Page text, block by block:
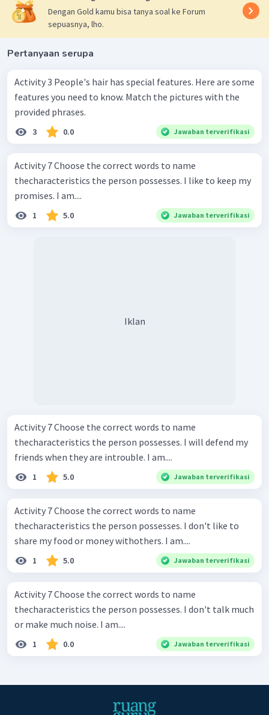
Dengan Gold kamu bisa tanya soal ke Forum
sepuasnya, lho.
Pertanyaan serupa
Activity 3 People's hair has special features. Here are some
features you need to know. Match the pictures with the
provided phrases.
3 0.0 Jawaban terverifikasi
Activity 7 Choose the correct words to name
thecharacteristics the person possesses. I like to keep my
promises. I am....
1 5.0 Jawaban terverifikasi
Iklan
Activity 7 Choose the correct words to name
thecharacteristics the person possesses. I will defend my
friends when they are introuble. I am....
1 5.0 Jawaban terverifikasi
Activity 7 Choose the correct words to name
thecharacteristics the person possesses. I don't like to
share my food or money withothers. I am....
1 5.0 Jawaban terverifikasi
Activity 7 Choose the correct words to name
thecharacteristics the person possesses. I don't talk much
or make much noise. I am....
1 0.0 Jawaban terverifikasi